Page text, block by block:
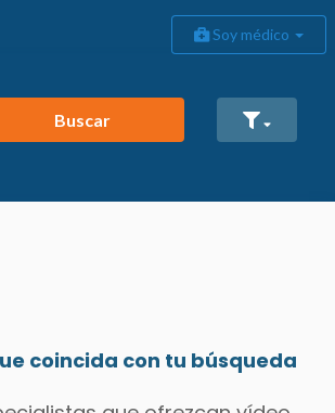
Soy médico
Buscar
coincida con tu búsqueda